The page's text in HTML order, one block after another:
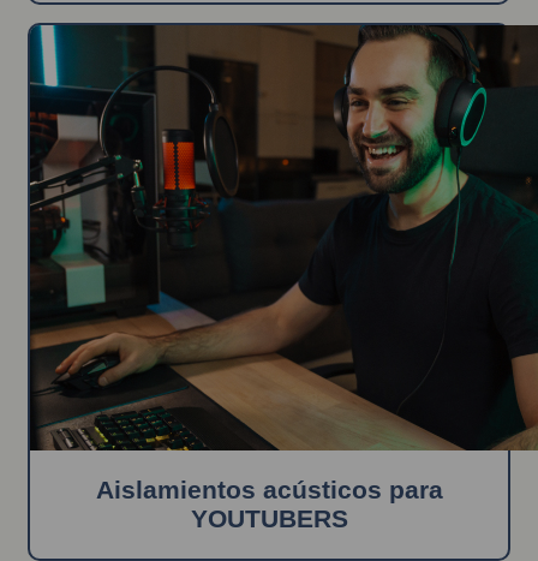
Aislamientos acústicos para
YOUTUBERS